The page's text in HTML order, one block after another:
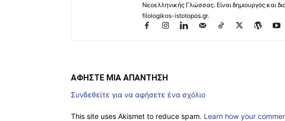
Νεοελληνικής Γλώσσας. Είναι δημιουργός και
filologikos-istotopos.gr.
ΑΦΗΣΤΕ ΜΙΑ ΑΠΑΝΤΗΣΗ
Συνδεθείτε για να αφήσετε ένα σχόλιο
This site uses Akismet to reduce spam. Learn how your